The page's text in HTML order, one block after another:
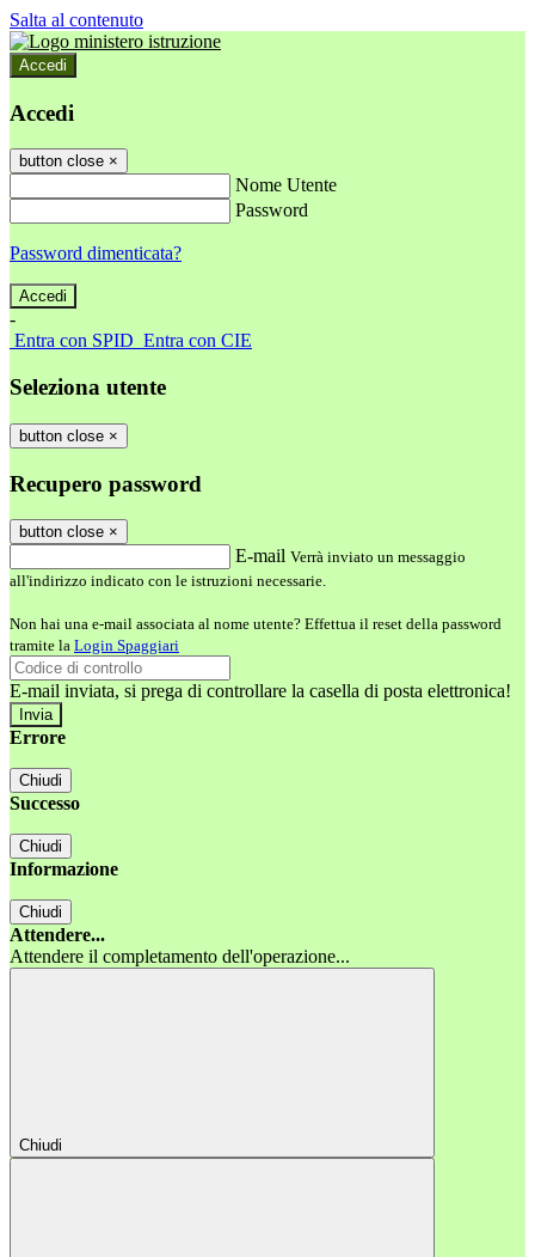
Salta al contenuto
Accedi
Accedi
button close ×
Nome Utente
Password
Password dimenticata?
-
Entra con SPID Entra con CIE
Seleziona utente
button close ×
Recupero password
button close ×
E-mail Verrà inviato un messaggio
all'indirizzo indicato con le istruzioni necessarie.
Non hai una e-mail associata al nome utente? Effettua il reset della password
tramite la Login Spaggiari
E-mail inviata, si prega di controllare la casella di posta elettronica!
Errore
Chiudi
Successo
Chiudi
Informazione
Chiudi
Attendere...
Attendere il completamento dell'operazione...
Chiudi